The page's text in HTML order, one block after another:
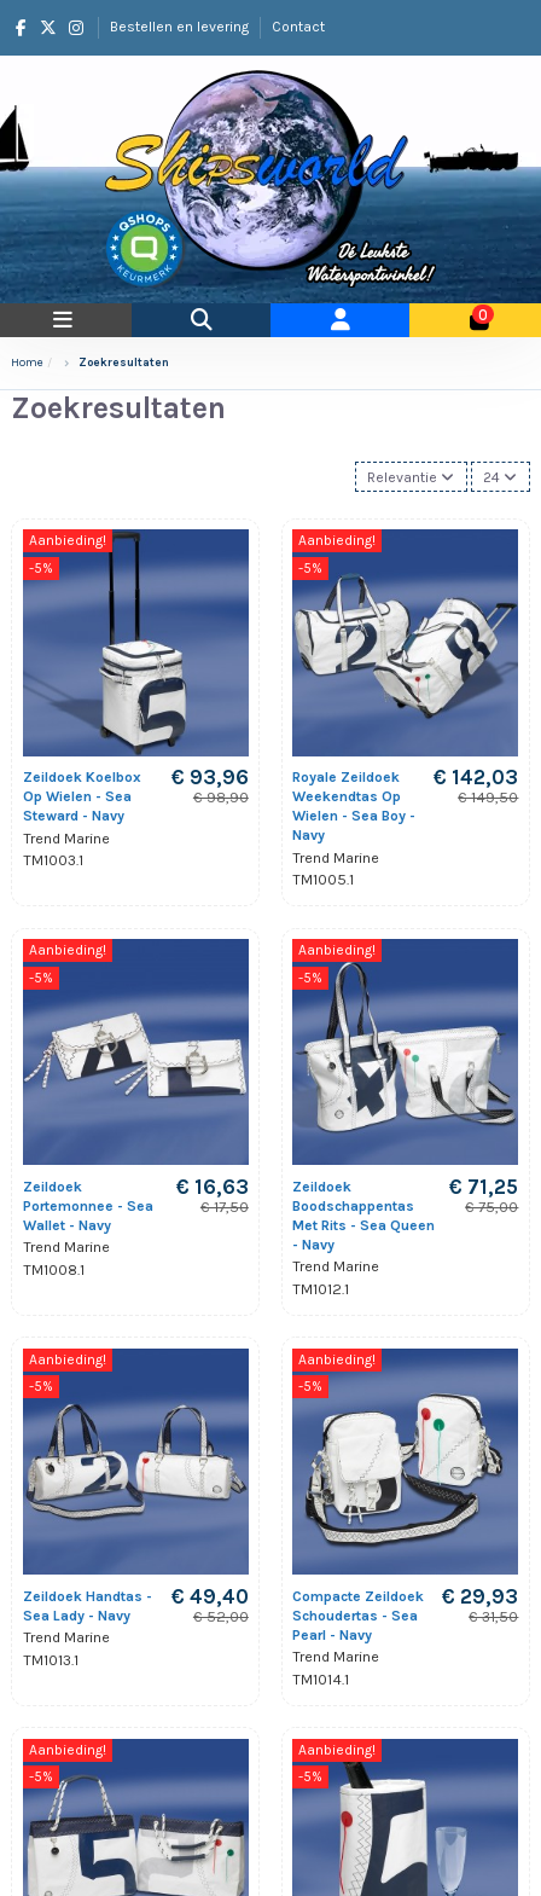
Bestellen en levering Contact
0
Home Zoekresultaten
Zoekresultaten
Relevantie 24
Aanbieding!
-5%
Zeildoek Koelbox
Op Wielen - Sea
Steward - Navy
Trend Marine
TM1003.1
€ 93,96
€ 98,90
Aanbieding!
-5%
Royale Zeildoek
Weekendtas Op
Wielen - Sea Boy -
Navy
Trend Marine
TM1005.1
€ 142,03
€ 149,50
Aanbieding!
-5%
Zeildoek
Portemonnee - Sea
Wallet - Navy
Trend Marine
TM1008.1
€ 16,63
€ 17,50
Aanbieding!
-5%
Zeildoek
Boodschappentas
Met Rits - Sea Queen
- Navy
Trend Marine
TM1012.1
€ 71,25
€ 75,00
Aanbieding!
-5%
Zeildoek Handtas -
Sea Lady - Navy
Trend Marine
TM1013.1
€ 49,40
€ 52,00
Aanbieding!
-5%
Compacte Zeildoek
Schoudertas - Sea
Pearl - Navy
Trend Marine
TM1014.1
€ 29,93
€ 31,50
Aanbieding!
-5%
Aanbieding!
-5%